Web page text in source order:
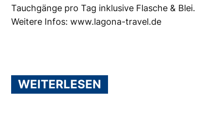
Tauchgänge pro Tag inklusive Flasche & Blei.
Weitere Infos: www.lagona-travel.de
WEITERLESEN